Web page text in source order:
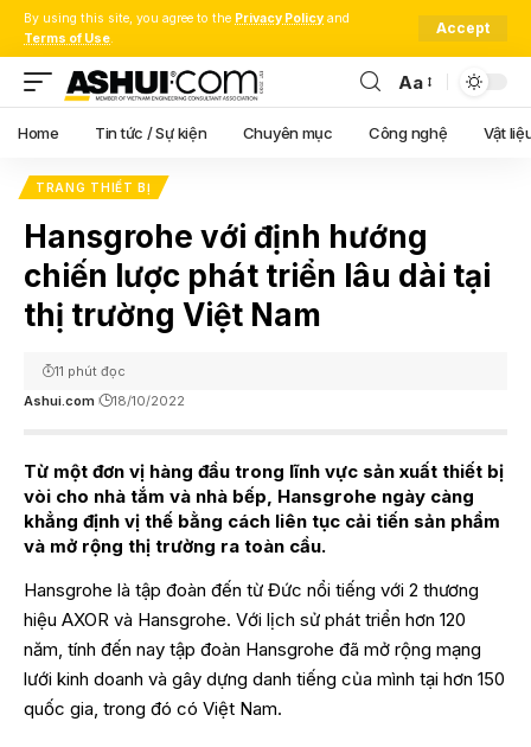
By using this site, you agree to the Privacy Policy and
Terms of Use.
Accept
Font
Resizer
Aa
Home Tin tức / Sự kiện Chuyên mục Công nghệ Vật
TRANG THIẾT BỊ
Hansgrohe với định hướng
chiến lược phát triển lâu dài tại
thị trường Việt Nam
Ashui.com 18/10/2022
11 phút đọc
Từ một đơn vị hàng đầu trong lĩnh vực sản xuất thiết bị
vòi cho nhà tắm và nhà bếp, Hansgrohe ngày càng
khẳng định vị thế bằng cách liên tục cải tiến sản phẩm
và mở rộng thị trường ra toàn cầu.
Hansgrohe là tập đoàn đến từ Đức nổi tiếng với 2 thương
hiệu AXOR và Hansgrohe. Với lịch sử phát triển hơn 120
năm, tính đến nay tập đoàn Hansgrohe đã mở rộng mạng
lưới kinh doanh và gây dựng danh tiếng của mình tại hơn 150
quốc gia, trong đó có Việt Nam.